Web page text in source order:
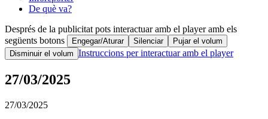
De què va?
Després de la publicitat pots interactuar amb el player amb els
següents botons
Engegar/Aturar Silenciar
Pujar el volum
Disminuir el volum Instruccions per interactuar amb el player
27/03/2025
27/03/2025